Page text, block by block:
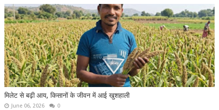
मिलेट से बढ़ी आय, किसानों के जीवन में आई खुशहाली
June 06, 2026 0